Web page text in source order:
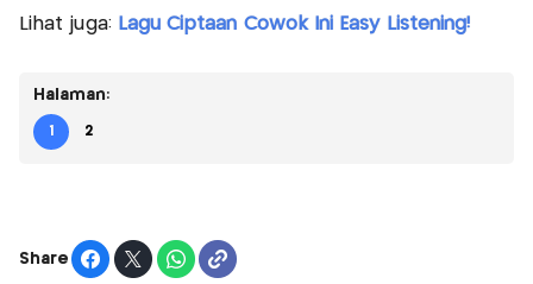
Lihat juga: Lagu Ciptaan Cowok Ini Easy Listening!
Halaman:
1 2
Share